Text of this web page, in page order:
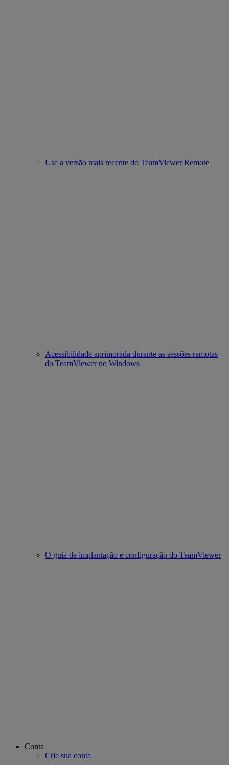
Use a versão mais recente do TeamViewer Remote
Acessibilidade aprimorada durante as sessões remotas
do TeamViewer no Windows
O guia de implantação e configuração do TeamViewer
Conta
Crie sua conta